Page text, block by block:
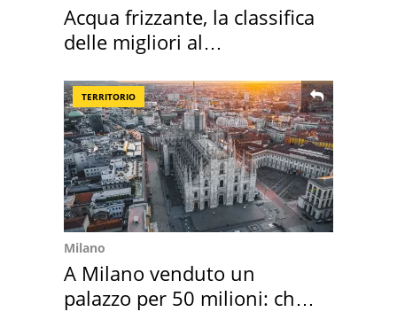
Acqua frizzante, la classifica
delle migliori al
TERRITORIO
Milano
A Milano venduto un
palazzo per 50 milioni: chi